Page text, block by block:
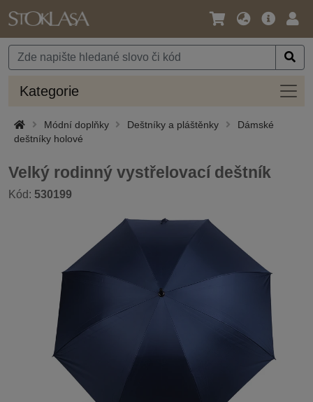
Jazyk
Měna
Hlavní
Kategorie
Módní doplňky Deštníky a pláštěnky
Dámské
deštníky holové
Velký rodinný vystřelovací deštník
Kód: 530199